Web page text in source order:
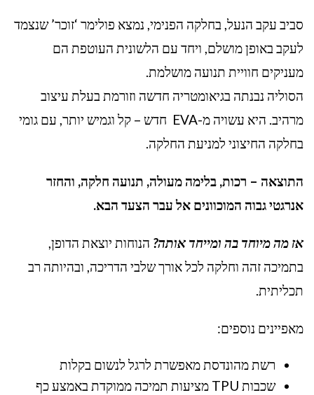
סביב עקב הנעל, בחלקה הפנימי, נמצא פולימר ‘זוכר’ שנצמד
לעקב באופן מושלם, ויחד עם הלשונית העוטפת הם
מעניקים חוויית תנועה מושלמת.
הסוליה נבנתה בגיאומטריה חדשה וזורמת בעלת עיצוב
מרהיב. היא עשויה מ-EVA חדש – קל וגמיש יותר, עם גומי
בחלקה החיצוני למניעת החלקה.
התוצאה – רכות, בלימה מעולה, תנועה חלקה, והחזר
אנרגטי גבוה המוכוונים אל עבר הצעד הבא.
אז מה מיוחד בה ומייחד אותה? הנוחות יוצאת הדופן,
בתמיכה זהה וחלקה לכל אורך שלבי הדריכה, ובהיותה רב
תכליתית.
מאפיינים נוספים:
רשת מהונדסת מאפשרת לרגל לנשום בקלות
שכבות TPU מציעות תמיכה ממוקדת באמצע כף